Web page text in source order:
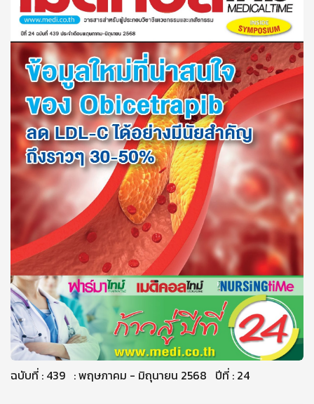
ฉบับที่ : 439 : พฤษภาคม - มิถุนายน 2568 ปีที่ : 24